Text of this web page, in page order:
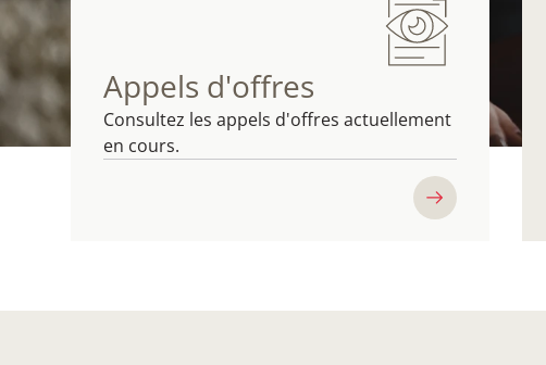
Appels d'offres
Consultez les appels d'offres actuellement
en cours.